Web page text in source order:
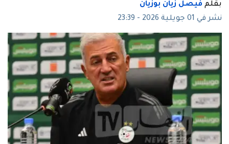
بقلم فيصل زيان بوزيان
نشر في 01 جويلية 2026 - 23:39